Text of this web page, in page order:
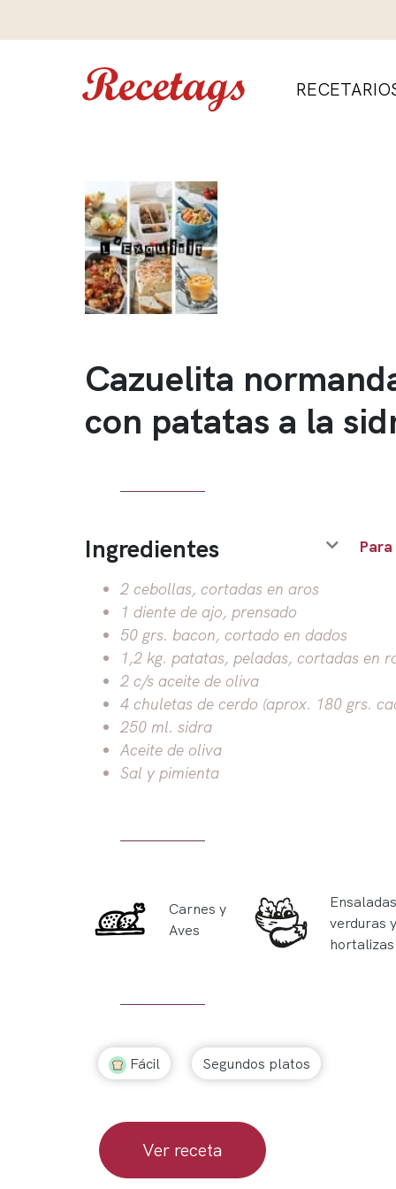
Cazuelita
con patatas a la
Ingredientes
2 cebollas, cortadas en aros
1 diente de ajo, prensado
50 grs. bacon, cortado en dados
1,2 kg. patatas, peladas, cortadas en
2 c/s aceite de oliva
4 chuletas de cerdo (aprox. 180 grs.
250 ml. sidra
Aceite de oliva
Sal y pimienta
Carnes y
Aves
verduras y
hortalizas
Fácil Segundos platos
Ver receta